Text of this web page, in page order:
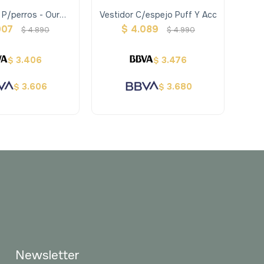
P/perros - Our
$4.890
$ 3.406
$ 3.606
Vestidor C/espejo Puff Y Acc
$ 4.089 $4.990
$ 3.476
$ 3.680
Newsletter